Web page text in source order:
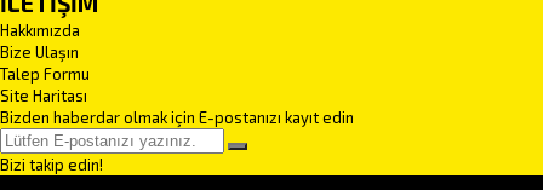
Hakkımızda
Bize Ulaşın
Talep Formu
Site Haritası
Bizden haberdar olmak için E-postanızı kayıt edin
Bizi takip edin!